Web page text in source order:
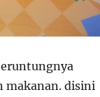
makanan. disini